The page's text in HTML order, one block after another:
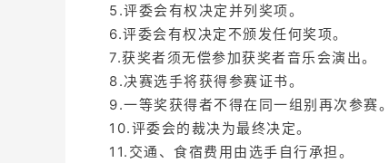
5.评委会有权决定并列奖项。
6.评委会有权决定不颁发任何奖项。
7.获奖者须无偿参加获奖者音乐会演出。
8.决赛选手将获得参赛证书。
9.一等奖获得者不得在同一组别再次参赛。
10.评委会的裁决为最终决定。
11.交通、食宿费用由选手自行承担。